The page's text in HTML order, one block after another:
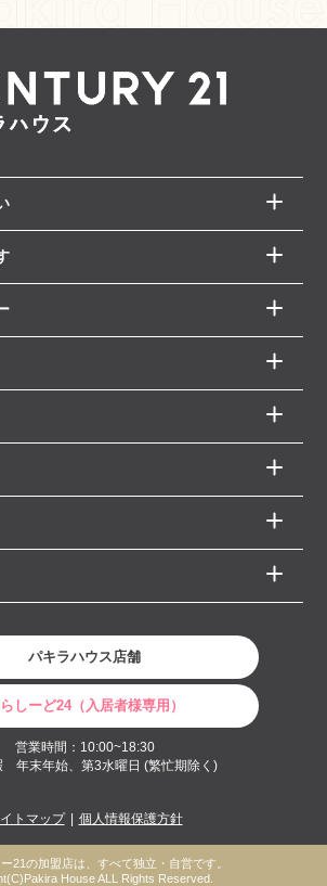
パキラハウス店舗
しーど24（入居者様専用）
営業時間：10:00~18:30
年末年始、第3水曜日 (繁忙期除く)
トマップ 個人情報保護方針
21の加盟店は、すべて独立・自営です。
House ALL Rights Reserved.